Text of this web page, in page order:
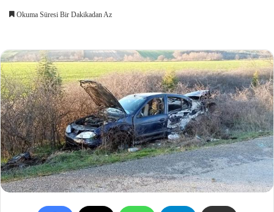
Okuma Süresi Bir Dakikadan Az